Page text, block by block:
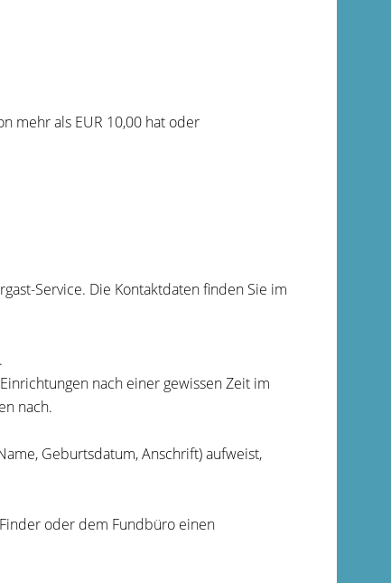
mehr als EUR 10,00 hat oder
Service. Die Kontaktdaten finden Sie im
nach einer gewissen Zeit im
nach.
Geburtsdatum, Anschrift) aufweist,
oder dem Fundbüro einen